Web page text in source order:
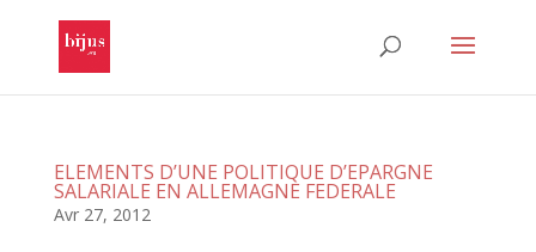
ELEMENTS D’UNE POLITIQUE D’EPARGNE
SALARIALE EN ALLEMAGNE FEDERALE
Avr 27, 2012